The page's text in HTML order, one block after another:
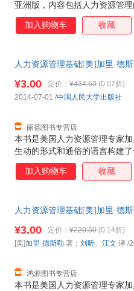
亚洲版，内容包括人力资源管
源计分卡，工作分析，就业计
培训与开发，绩效管理与评估
动，密切联系实际，适用于工
力资源管理实践工作者以及政
参考。
加入购物车 收藏
人力资源管理基础[美]加里·德
本书是美国人力资源管理专家
生动的形式和通俗的语言构建
涵盖了人力资源管理的各方面
处理。 本书的一大特点是，摒
进行协同管理的需求，同时以
应用软件进行人力资源管理实
管理和大数据时代到来的今天
¥3.00 定价： ¥434.60 (0.07折)
丽德图书专营店
2014-07-01 /中国人民大学出版社
加入购物车 收藏
人力资源管理基础[美]加里·德
本书是美国人力资源管理专家
¥3.00 定价： ¥220.50 (0.14折)
鸿源图书专营店
[美]加里·德斯勒 著； 刘昕、 江文 译 /